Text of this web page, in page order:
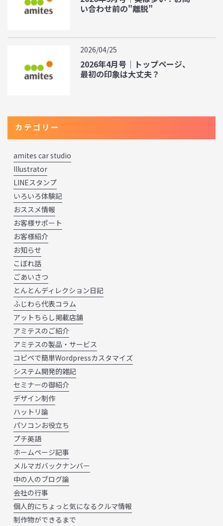
い合わせ前の"離脱"
2026/04/25
2026年4月号｜トップページ、
最初の印象は大丈夫？
カテゴリー
amites car studio
Illustrator
LINEスタンプ
いろいろ体験記
おススメ情報
お客様サポート
お客様紹介
お知らせ
こぼれ話
ごあいさつ
とんとんディレクション日記
ふじわら代表コラム
アットちらし掲載店舗
アミテスのご紹介
アミテスの製品・サービス
コピペで簡単Wordpressカスタマイズ
システム開発的雑記
セミナーの御紹介
デザイン制作
ハットリ論
パソコンお役立ち
プチ英語
ホームページ記事
メルマガバックナンバー
中の人のブログ論
会社の行事
個人的にちょっと気になるクルマ情報
制作物ができるまで